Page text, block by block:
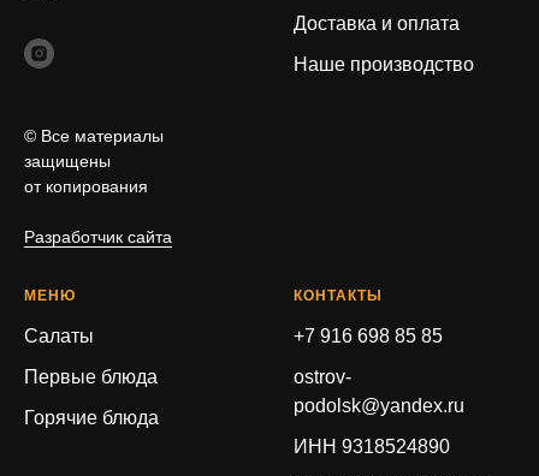
© Все материалы
защищены
от копирования
Разработчик сайта
Доставка и оплата
Наше производство
МЕНЮ
Салаты
Первые блюда
Горячие блюда
КОНТАКТЫ
+7 916 698 85 85
ostrov-
podolsk@yandex.ru
ИНН 9318524890